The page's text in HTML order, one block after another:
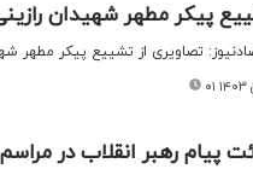
پیکر مطهر شهیدان
تصاویری از تشییع پیکر مطهر
پیام رهبر انقلاب در